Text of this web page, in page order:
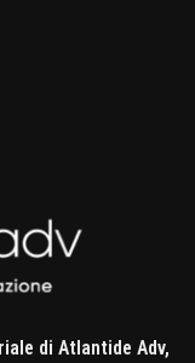
di Atlantide Adv,